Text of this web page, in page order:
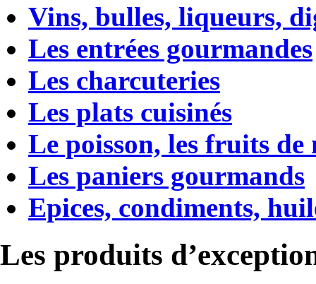
Vins, bulles, liqueurs,
Les entrées gourmandes
Les charcuteries
Les plats cuisinés
Le poisson, les fruits de
Les paniers gourmands
Epices, condiments,
Les produits